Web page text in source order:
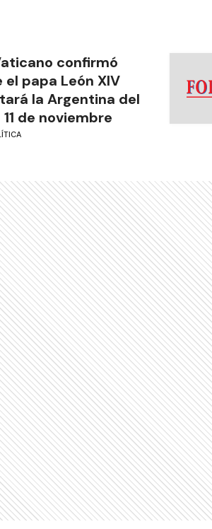
confirmó
el papa León XIV
la Argentina del
11 de noviembre